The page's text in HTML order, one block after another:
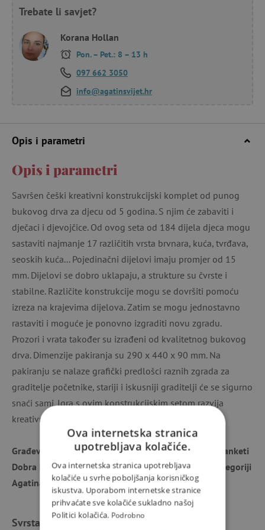
Trebate li savjet?
Korana Hollan
Pon. – Pet.: 8 – 13 h
097 662 3050
info@agatinsvijet.hr
Opis i parametri
Opis i parametri
Savršen češki kreativni konstrukcijski komplet od punog
bukovog drva za djecu od 5 godina. S njim će zabaviti i
dječaci i djevojčice. Od ovog seta od 184 dijela djeca mogu
sastaviti najmanje 17 različitih vrsta brvnara, kuća, tvrđava,
seoskih kuća... Pojedinačni dijelovi imaju promjer od 15
mm. Dijelovi se dobro uklapaju, a strukture su čvrste i
stabilne. Različite konstrukcije mogu se dovršiti pomoću
izreza na krajevima dijelova. Zatim se mogu jednostavno
rastaviti i moguće je ponovno izgraditi novu zgradu.
Prozori i vrata također su izrađeni od kvalitetnog bukovog
drva. Dimenzije pakiranja su 290 x 440 x 90 mm. Na
pakiranju se nalaze grafički predlošci raznih zgrada za
graditelje početnike, stariji i iskusniji graditelji će se sigurno
snaći sami. Igra s ovim konstrukcijskim setom razvija
kreativnost i spretnost kod djece.
Građevne igračke Walachia ponose se priznanjem u anketi
Dobra igračka 2025., gdje su osvojile 1. mjesto u kategoriji
Agatina EKO igračka 🥇.
Svrstano u kategorije
Ova internetska stranica
upotrebljava kolačiće.
Ova internetska stranica upotrebljava
kolačiće u svrhe poboljšanja korisničkog
iskustva. Uporabom internetske stranice
prihvaćate sve kolačiće sukladno našoj
Politici kolačića. Podrobno